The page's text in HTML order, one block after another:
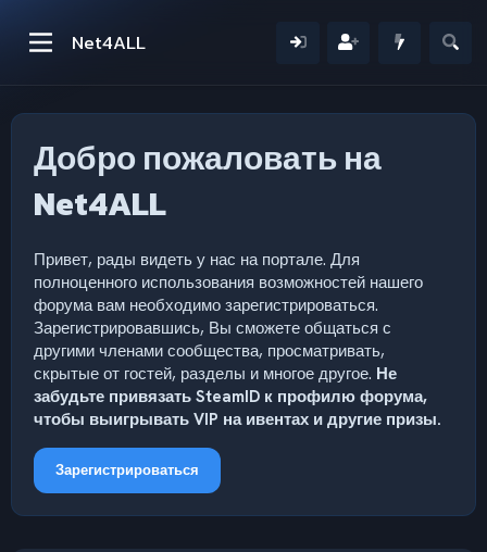
Net4ALL
Добро пожаловать на
Net4ALL
Привет, рады видеть у нас на портале. Для
полноценного использования возможностей нашего
форума вам необходимо зарегистрироваться.
Зарегистрировавшись, Вы сможете общаться с
другими членами сообщества, просматривать,
скрытые от гостей, разделы и многое другое. Не
забудьте привязать SteamID к профилю форума,
чтобы выигрывать VIP на ивентах и другие призы.
Зарегистрироваться